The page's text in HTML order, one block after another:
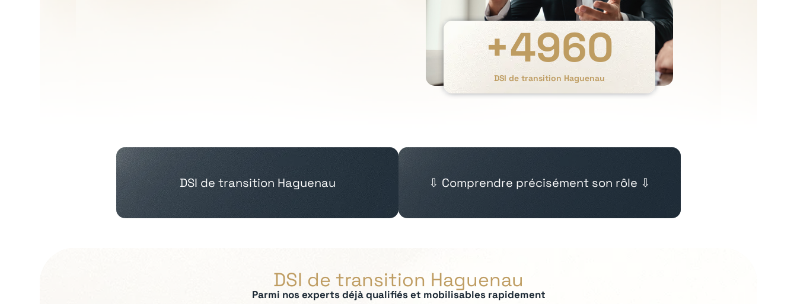
DSI de transition Haguenau
+4960
DSI de transition Haguenau ⇩ Comprendre précisément son rôle ⇩
DSI de transition Haguenau
Parmi nos experts déjà qualifiés et mobilisables rapidement